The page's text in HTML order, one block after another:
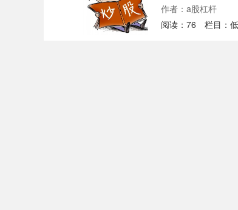
作者：a股杠杆
阅读： 76 栏目：